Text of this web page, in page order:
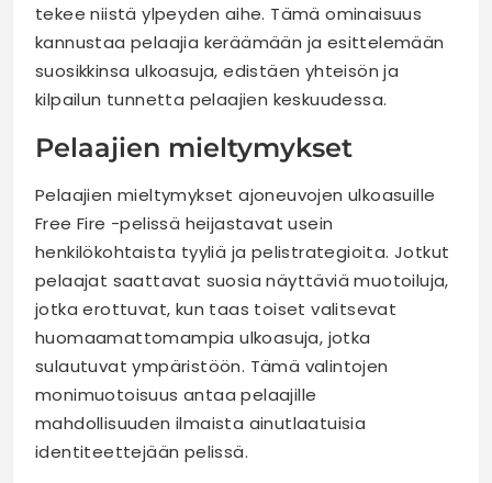
tekee niistä ylpeyden aihe. Tämä ominaisuus
kannustaa pelaajia keräämään ja esittelemään
suosikkinsa ulkoasuja, edistäen yhteisön ja
kilpailun tunnetta pelaajien keskuudessa.
Pelaajien mieltymykset
Pelaajien mieltymykset ajoneuvojen ulkoasuille
Free Fire -pelissä heijastavat usein
henkilökohtaista tyyliä ja pelistrategioita. Jotkut
pelaajat saattavat suosia näyttäviä muotoiluja,
jotka erottuvat, kun taas toiset valitsevat
huomaamattomampia ulkoasuja, jotka
sulautuvat ympäristöön. Tämä valintojen
monimuotoisuus antaa pelaajille
mahdollisuuden ilmaista ainutlaatuisia
identiteettejään pelissä.